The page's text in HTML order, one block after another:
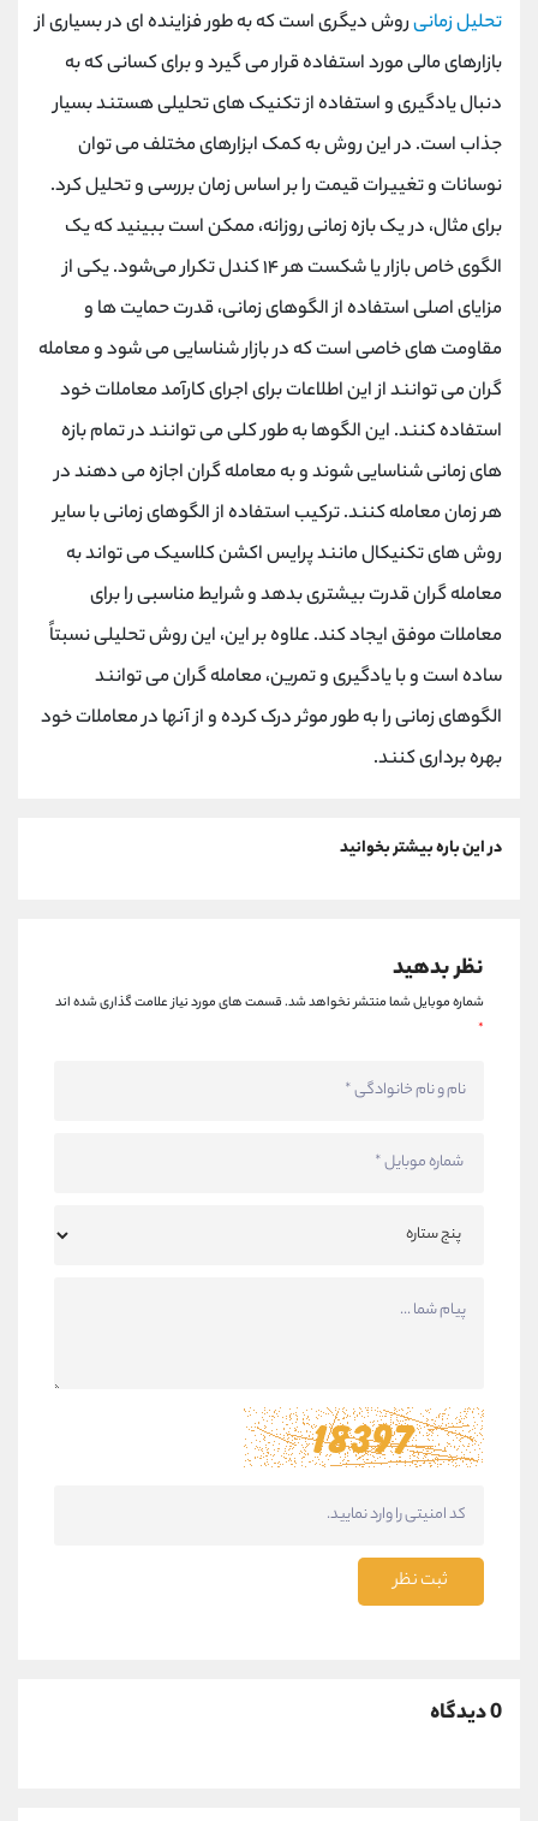
تحلیل زمانیروش دیگری است که به طور فزاینده ای در بسیاری از
بازارهای مالی مورد استفاده قرار می گیرد و برای کسانی که به
دنبال یادگیری و استفاده از تکنیک های تحلیلی هستند بسیار
جذاب است. در این روش به کمک ابزارهای مختلف می توان
نوسانات و تغییرات قیمت را بر اساس زمان بررسی و تحلیل کرد.
برای مثال، در یک بازه زمانی روزانه، ممکن است ببینید که یک
الگوی خاص بازار یا شکست هر ۱۴ کندل تکرار می‌شود. یکی از
مزایای اصلی استفاده از الگوهای زمانی، قدرت حمایت ها و
مقاومت های خاصی است که در بازار شناسایی می شود و معامله
گران می توانند از این اطلاعات برای اجرای کارآمد معاملات خود
استفاده کنند. این الگوها به طور کلی می توانند در تمام بازه
های زمانی شناسایی شوند و به معامله گران اجازه می دهند در
هر زمان معامله کنند. ترکیب استفاده از الگوهای زمانی با سایر
روش های تکنیکال مانند پرایس اکشن کلاسیک می تواند به
معامله گران قدرت بیشتری بدهد و شرایط مناسبی را برای
معاملات موفق ایجاد کند. علاوه بر این، این روش تحلیلی نسبتاً
ساده است و با یادگیری و تمرین، معامله گران می توانند
الگوهای زمانی را به طور موثر درک کرده و از آنها در معاملات خود
بهره برداری کنند.
در این باره بیشتر بخوانید
نظر بدهید
شماره موبایل شما منتشر نخواهد شد.قسمت های مورد نیاز علامت گذاری شده اند
*
ثبت نظر
0 دیدگاه